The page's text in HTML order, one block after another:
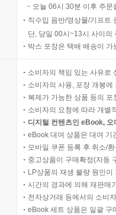
오늘 06시 30분 이후 주
직수입 음반/영상물/기프트
단, 당일 00시~13시 사이의
박스 포장은 택배 배송이
소비자의 책임 있는 사유로
소비자의 사용, 포장 개봉
복제가 가능한 상품 등의
소비자의 요청에 따라 개별
디지털 컨텐츠인 eBook,
eBook 대여 상품은 대여 기
모바일 쿠폰 등록 후 취소/
중고상품이 구매확정(자동
LP상품의 재생 불량 원인
시간의 경과에 의해 재판매
전자상거래 등에서의 소비
eBook 세트 상품은 일괄 구